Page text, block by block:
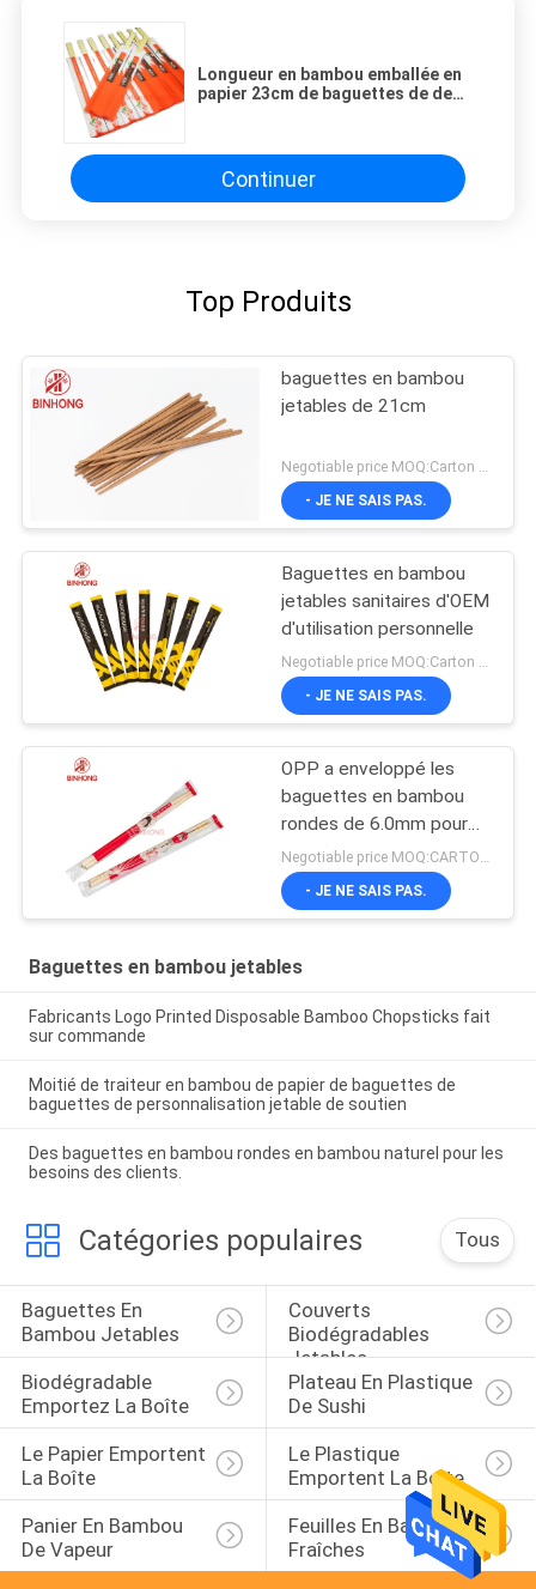
Longueur en bambou emballée en
papier 23cm de baguettes de demi
Continuer
Top Produits
baguettes en bambou
jetables de 21cm
Negotiable price MOQ:Carton 50
- JE NE SAIS PAS.
Baguettes en bambou
jetables sanitaires d'OEM
d'utilisation personnelle
- JE NE SAIS PAS.
OPP a enveloppé les
baguettes en bambou
rondes de 6.0mm pour
des églises
- JE NE SAIS PAS.
Baguettes en bambou jetables
Fabricants Logo Printed Disposable Bamboo Chopsticks fait
sur commande
Moitié de traiteur en bambou de papier de baguettes de
baguettes de personnalisation jetable de soutien
Des baguettes en bambou rondes en bambou naturel pour les
besoins des clients.
Catégories populaires Tous
Baguettes En
Bambou Jetables
Couverts
Biodégradables
Jetables
Biodégradable
Emportez La Boîte
Plateau En Plastique
De Sushi
Le Papier Emportent
La Boîte
Le Plastique
Emportent La Boîte
Panier En Bambou
De Vapeur
Feuilles En Bambou
Fraîches